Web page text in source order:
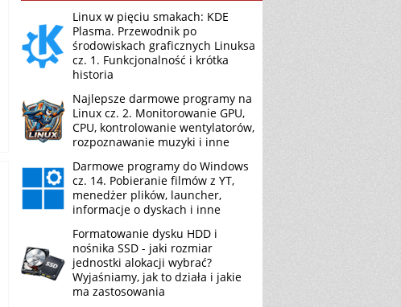
Linux w pięciu smakach: KDE
Plasma. Przewodnik po
środowiskach graficznych Linuksa
cz. 1. Funkcjonalność i krótka
historia
Najlepsze darmowe programy na
Linux cz. 2. Monitorowanie GPU,
CPU, kontrolowanie wentylatorów,
rozpoznawanie muzyki i inne
Darmowe programy do Windows
cz. 14. Pobieranie filmów z YT,
menedżer plików, launcher,
informacje o dyskach i inne
Formatowanie dysku HDD i
nośnika SSD - jaki rozmiar
jednostki alokacji wybrać?
Wyjaśniamy, jak to działa i jakie
ma zastosowania